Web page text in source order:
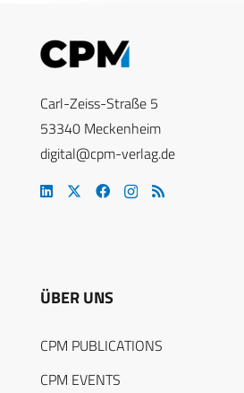
Carl-Zeiss-Straße 5
53340 Meckenheim
digital@cpm-verlag.de
ÜBER UNS
CPM PUBLICATIONS
CPM EVENTS